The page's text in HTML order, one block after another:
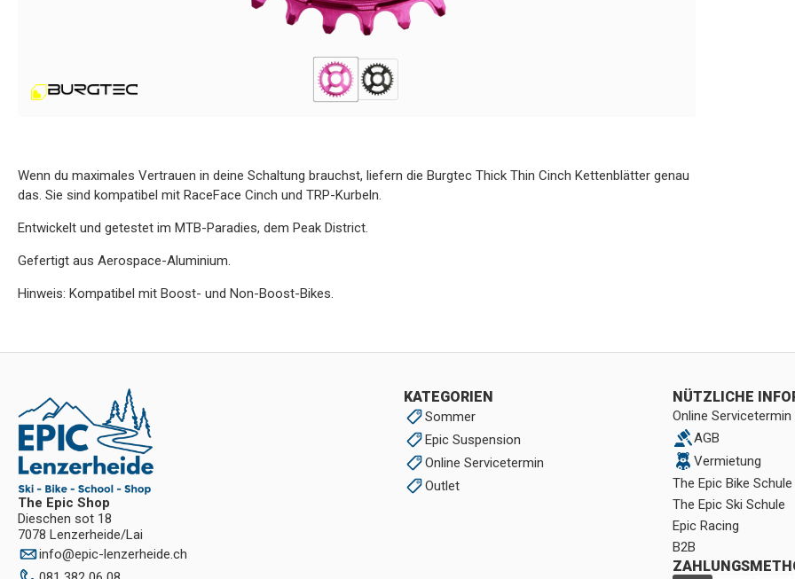
Wenn du maximales Vertrauen in deine Schaltung brauchst, liefern die Burgtec Thick Thin Cinch Kettenblätter genau
das. Sie sind kompatibel mit RaceFace Cinch und TRP-Kurbeln.
Entwickelt und getestet im MTB-Paradies, dem Peak District.
Gefertigt aus Aerospace-Aluminium.
Hinweis: Kompatibel mit Boost- und Non-Boost-Bikes.
The Epic Shop
Dieschen sot 18
7078 Lenzerheide/Lai
info@epic-lenzerheide.ch
KATEGORIEN
Sommer
Epic Suspension
Online Servicetermin
Outlet
NÜTZLICHE
Online Servicetermin
AGB
Vermietung
The Epic Bike Schule
The Epic Ski Schule
Epic Racing
B2B